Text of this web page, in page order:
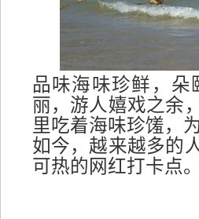
品味海味珍鲜，
丽，游人嬉戏之余
里吃着海味珍馐，
如今，越来越多的
可热的网红打卡点。